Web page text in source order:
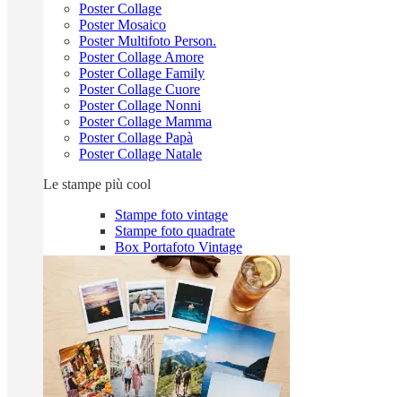
Poster Collage
Poster Mosaico
Poster Multifoto Person.
Poster Collage Amore
Poster Collage Family
Poster Collage Cuore
Poster Collage Nonni
Poster Collage Mamma
Poster Collage Papà
Poster Collage Natale
Le stampe più cool
Stampe foto vintage
Stampe foto quadrate
Box Portafoto Vintage